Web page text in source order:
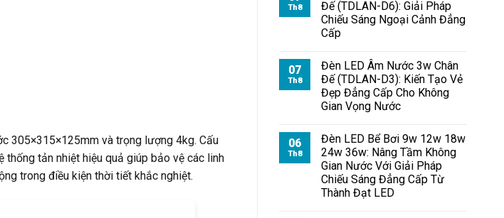
305×315×125mm và trọng lượng 4kg. Cấu
thống tản nhiệt hiệu quả giúp bảo vệ các linh
trong điều kiện thời tiết khắc nghiệt.
Th8
Đế (TDLAN-D6): Giải Pháp
Chiếu Sáng Ngoại Cảnh Đẳng
Cấp
07
Th8
Đèn LED Âm Nước 3w Chân
Đế (TDLAN-D3): Kiến Tạo Vẻ
Đẹp Đẳng Cấp Cho Không
Gian Vọng Nước
06
Th8
Đèn LED Bể Bơi 9w 12w 18w
24w 36w: Nâng Tầm Không
Gian Nước Với Giải Pháp
Chiếu Sáng Đẳng Cấp Từ
Thành Đạt LED